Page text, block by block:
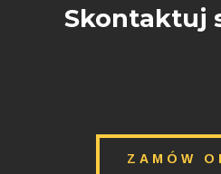
Skontaktuj
ZAMÓW